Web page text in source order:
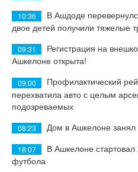
10:36
В Ашдоде
двое детей получили тяжелые
09:31
Регистрация на
Ашкелоне открыта!
09:00
Профилактический
перехватила авто с целым
подозреваемых
08:23 Дом в Ашкелоне
18:07
В Ашкелоне
футбола